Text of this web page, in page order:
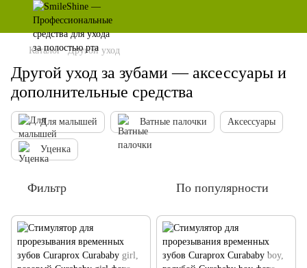
Каталог Другой уход
Другой уход за зубами — аксессуары и
дополнительные средства
Для малышей Ватные палочки Аксессуары
Уценка
Фильтр По популярности